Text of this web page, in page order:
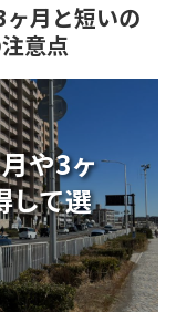
月と短いの
意点
や3ヶ
して選